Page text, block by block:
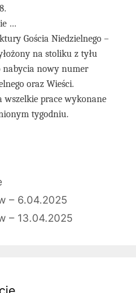
…
Gościa Niedzielnego –
na stoliku z tyłu
nabycia nowy numer
oraz Wieści.
wszelkie prace wykonane
tygodniu.
– 6.04.2025
– 13.04.2025